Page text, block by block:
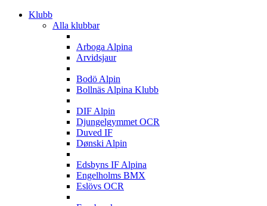
Klubb
Alla klubbar
Arboga Alpina
Arvidsjaur
Bodö Alpin
Bollnäs Alpina Klubb
DIF Alpin
Djungelgymmet OCR
Duved IF
Dønski Alpin
Edsbyns IF Alpina
Engelholms BMX
Eslövs OCR